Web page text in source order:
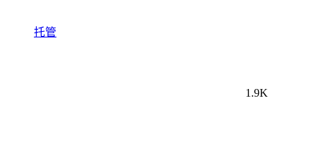
托管
1.9K